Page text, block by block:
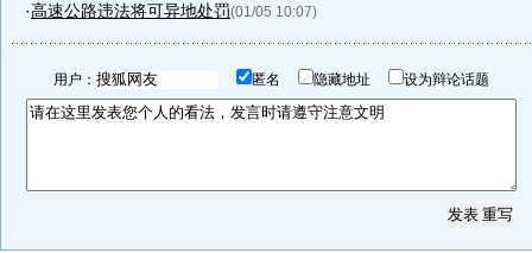
·高速公路违法将可异地处罚(01/05 10:07)
用户： 匿名 隐藏地址 设为辩论话题